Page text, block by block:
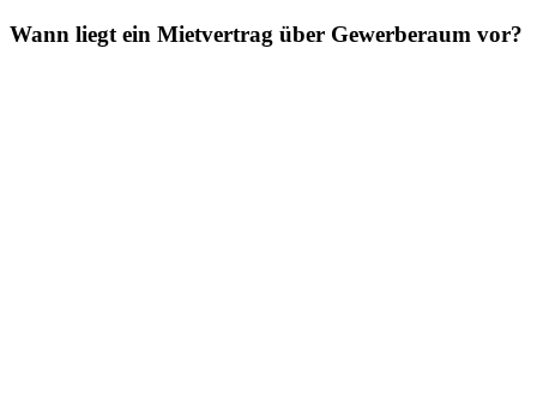
Wann liegt ein Mietvertrag über Gewerberaum vor?